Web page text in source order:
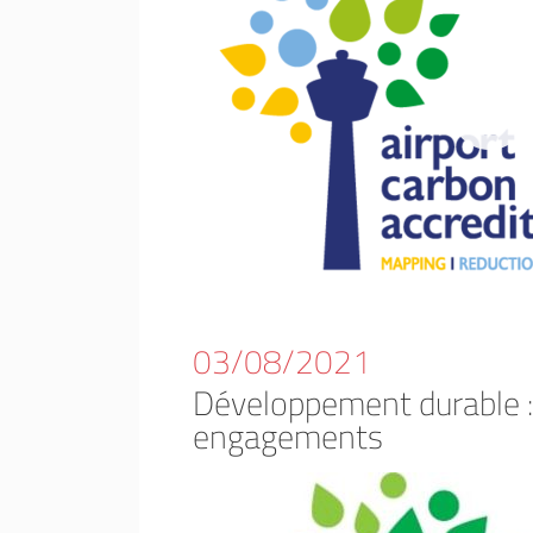
03/08/2021
Développement durable
engagements